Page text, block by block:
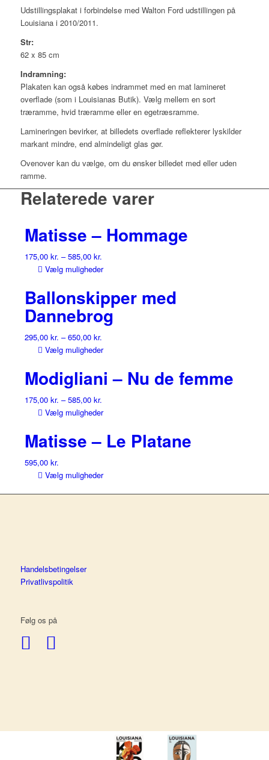
Udstillingsplakat i forbindelse med Walton Ford udstillingen på
Louisiana i 2010/2011.
Str:
62 x 85 cm
Indramning:
Plakaten kan også købes indrammet med en mat lamineret
overflade (som i Louisianas Butik). Vælg mellem en sort
træramme, hvid træramme eller en egetræsramme.
Lamineringen bevirker, at billedets overflade reflekterer lyskilder
markant mindre, end almindeligt glas gør.
Ovenover kan du vælge, om du ønsker billedet med eller uden
ramme.
Relaterede varer
Matisse – Hommage
175,00 kr. –585,00 kr.
Vælg muligheder
har
flere
varesiden
Ballonskipper med
Dannebrog
295,00 kr. –650,00 kr.
Vælg muligheder
flere
vælges
på
Modigliani – Nu de femme
175,00 kr. –585,00 kr.
Vælg muligheder
har
flere
Matisse – Le Platane
595,00 kr.
Vælg muligheder
Handelsbetingelser
Privatlivspolitik
Følg os på